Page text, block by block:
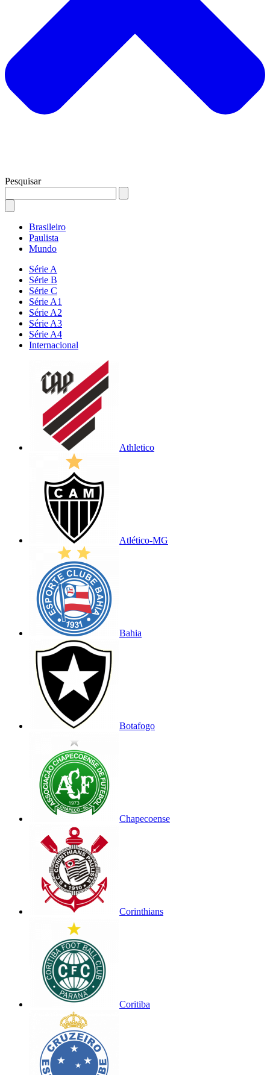
Pesquisar
Brasileiro
Paulista
Mundo
Série A
Série B
Série C
Série A1
Série A2
Série A3
Série A4
Internacional
Athletico
Atlético-MG
Bahia
Botafogo
Chapecoense
Corinthians
Coritiba